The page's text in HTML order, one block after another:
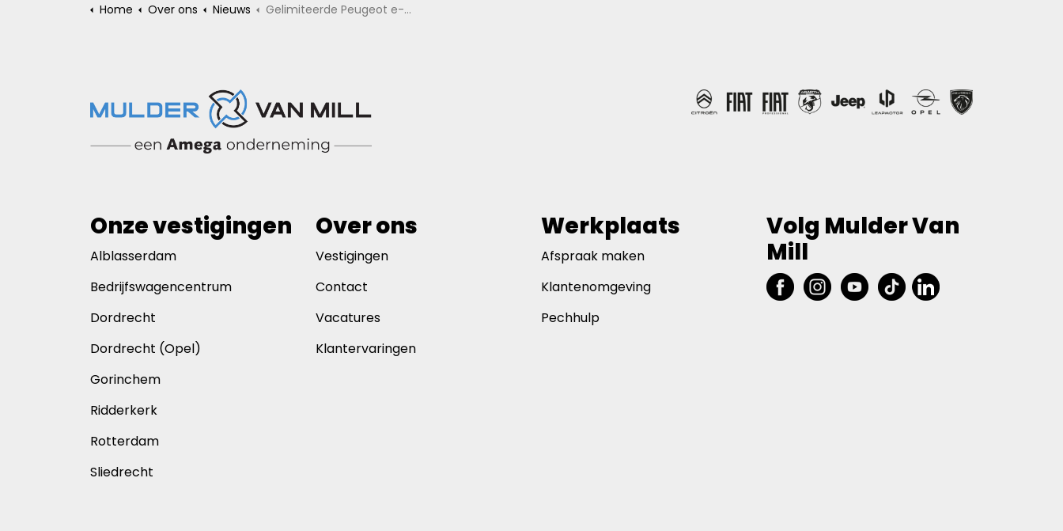
Home Over ons Nieuws Gelimiteerde Peugeot e-Rifter road trip met 7 zitplaatsen veelzijdig inzetbaar.
Onze vestigingen
Alblasserdam
Bedrijfswagencentrum
Dordrecht
Dordrecht (Opel)
Gorinchem
Ridderkerk
Rotterdam
Sliedrecht
Over ons
Vestigingen
Contact
Vacatures
Klantervaringen
Werkplaats
Afspraak maken
Klantenomgeving
Pechhulp
Volg Mulder Van
Mill